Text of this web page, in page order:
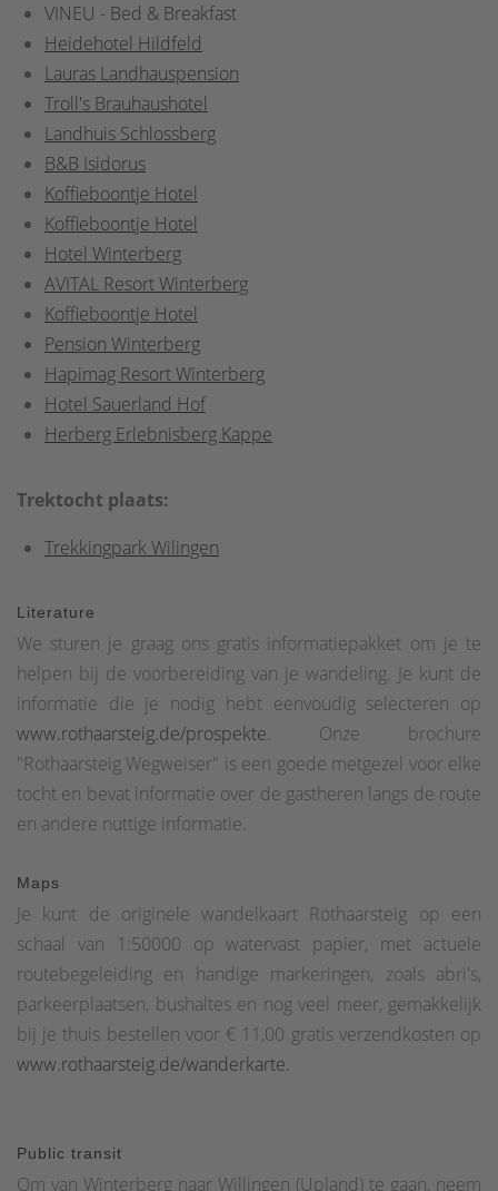
VINEU - Bed & Breakfast
Heidehotel Hildfeld
Lauras Landhauspension
Troll's Brauhaushotel
Landhuis Schlossberg
B&B Isidorus
Koffieboontje Hotel
Koffieboontje Hotel
Hotel Winterberg
AVITAL Resort Winterberg
Koffieboontje Hotel
Pension Winterberg
Hapimag Resort Winterberg
Hotel Sauerland Hof
Herberg Erlebnisberg Kappe
Trektocht plaats:
Trekkingpark Wilingen
Literature
We sturen je graag ons gratis informatiepakket om je te
helpen bij de voorbereiding van je wandeling. Je kunt de
informatie die je nodig hebt eenvoudig selecteren op
www.rothaarsteig.de/prospekte. Onze brochure
"Rothaarsteig Wegweiser" is een goede metgezel voor elke
tocht en bevat informatie over de gastheren langs de route
en andere nuttige informatie.
Maps
Je kunt de originele wandelkaart Rothaarsteig op een
schaal van 1:50000 op watervast papier, met actuele
routebegeleiding en handige markeringen, zoals abri's,
parkeerplaatsen, bushaltes en nog veel meer, gemakkelijk
bij je thuis bestellen voor € 11,00 gratis verzendkosten op
www.rothaarsteig.de/wanderkarte.
Public transit
Om van Winterberg naar Willingen (Upland) te gaan, neem